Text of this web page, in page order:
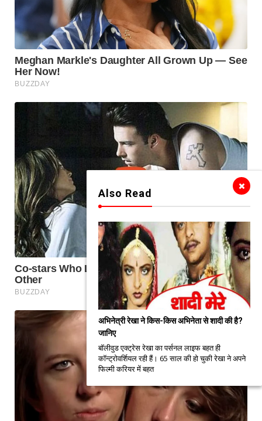
Also Read
अभिनेत्री रेखा ने किस-किस अभिनेता से शादी की है?
जानिए
बॉलीवुड एक्ट्रेस रेखा का पर्सनल लाइफ बहत ही
कॉन्ट्रोवर्शियल रही हैं। 65 साल की हो चुकी रेखा ने अपने
फिल्मी करियर में बहत